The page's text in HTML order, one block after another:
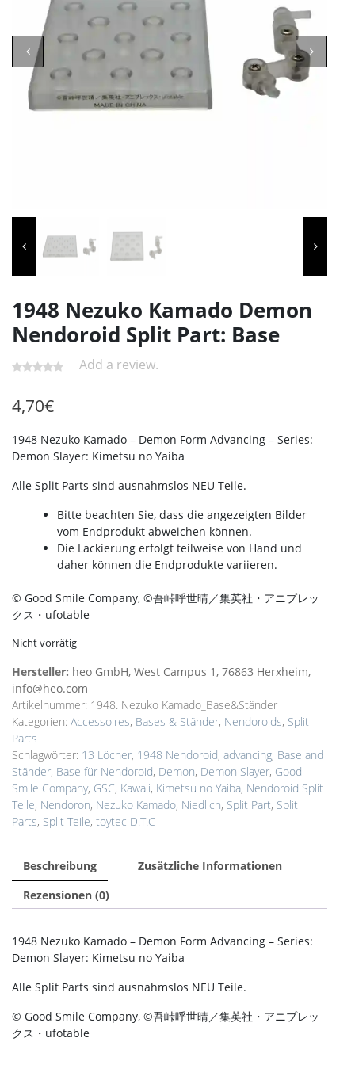
1948 Nezuko Kamado Demon
Nendoroid Split Part: Base
Add a review.
4,70€
1948 Nezuko Kamado – Demon Form Advancing – Series:
Demon Slayer: Kimetsu no Yaiba
Alle Split Parts sind ausnahmslos NEU Teile.
Bitte beachten Sie, dass die angezeigten Bilder
vom Endprodukt abweichen können.
Die Lackierung erfolgt teilweise von Hand und
daher können die Endprodukte variieren.
© Good Smile Company, ©吾峠呼世晴／集英社・アニプレッ
クス・ufotable
Nicht vorrätig
Hersteller: heo GmbH, West Campus 1, 76863 Herxheim,
info@heo.com
Artikelnummer: 1948. Nezuko Kamado_Base&Ständer
Kategorien: Accessoires, Bases & Ständer, Nendoroids, Split
Parts
Schlagwörter: 13 Löcher, 1948 Nendoroid, advancing, Base and
Ständer, Base für Nendoroid, Demon, Demon Slayer, Good
Smile Company, GSC, Kawaii, Kimetsu no Yaiba, Nendoroid Split
Teile, Nendoron, Nezuko Kamado, Niedlich, Split Part, Split
Parts, Split Teile, toytec D.T.C
Beschreibung
Zusätzliche Informationen
Rezensionen (0)
1948 Nezuko Kamado – Demon Form Advancing – Series:
Demon Slayer: Kimetsu no Yaiba
Alle Split Parts sind ausnahmslos NEU Teile.
© Good Smile Company, ©吾峠呼世晴／集英社・アニプレッ
クス・ufotable